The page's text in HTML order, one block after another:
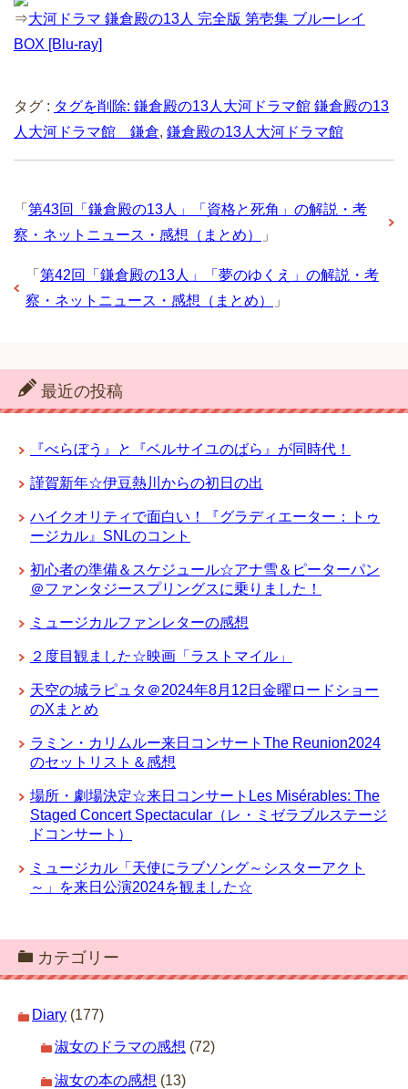
⇒大河ドラマ 鎌倉殿の13人 完全版 第壱集 ブルーレイ
BOX [Blu-ray]
タグ : タグを削除: 鎌倉殿の13人大河ドラマ館 鎌倉殿の13
人大河ドラマ館 鎌倉, 鎌倉殿の13人大河ドラマ館
「 第43回「鎌倉殿の13人」「資格と死角」の解説・考
察・ネットニュース・感想（まとめ）
」
「 第42回「鎌倉殿の13人」「夢のゆくえ」の解説・考
察・ネットニュース・感想（まとめ）
」
最近の投稿
『べらぼう』と『ベルサイユのばら』が同時代！
謹賀新年☆伊豆熱川からの初日の出
ハイクオリティで面白い！『グラディエーター：トゥ
ージカル』SNLのコント
初心者の準備＆スケジュール☆アナ雪＆ピーターパン
＠ファンタジースプリングスに乗りました！
ミュージカルファンレターの感想
２度目観ました☆映画「ラストマイル」
天空の城ラピュタ＠2024年8月12日金曜ロードショー
のXまとめ
ラミン・カリムルー来日コンサートThe Reunion2024
のセットリスト＆感想
場所・劇場決定☆来日コンサートLes Misérables: The
Staged Concert Spectacular（レ・ミゼラブルステージ
ドコンサート）
ミュージカル「天使にラブソング～シスターアクト
～」を来日公演2024を観ました☆
カテゴリー
Diary (177)
淑女のドラマの感想 (72)
淑女の本の感想 (13)